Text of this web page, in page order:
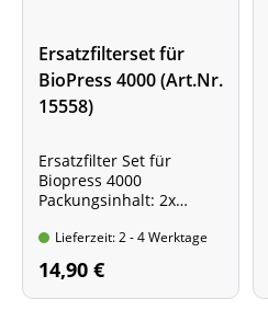
Ersatzfilterset für
BioPress 4000 (Art.Nr.
15558)
Ersatzfilter Set für
Biopress 4000
Packungsinhalt: 2x
Filterschwamm
Lieferzeit: 2 - 4 Werktage
14,90 €